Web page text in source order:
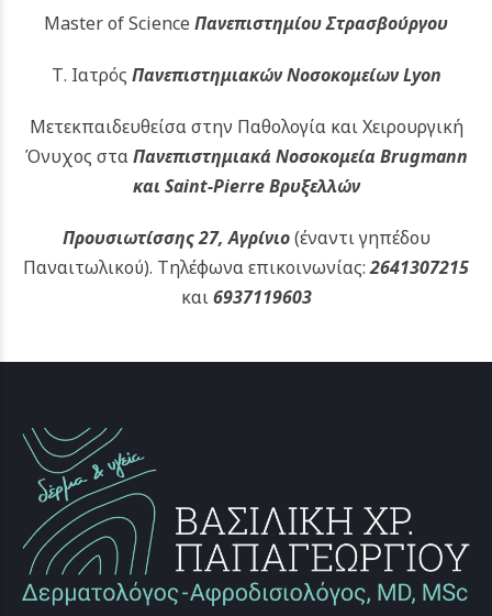
Master of Science Πανεπιστημίου Στρασβούργου
Τ. Ιατρός Πανεπιστημιακών Νοσοκομείων Lyon
Μετεκπαιδευθείσα στην Παθολογία και Χειρουργική
Όνυχος σταΠανεπιστημιακά Νοσοκομεία Brugmann
και Saint-Pierre Βρυξελλών
Προυσιωτίσσης 27, Αγρίνιο(έναντι γηπέδου
Παναιτωλικού). Τηλέφωνα επικοινωνίας:2641307215
και6937119603